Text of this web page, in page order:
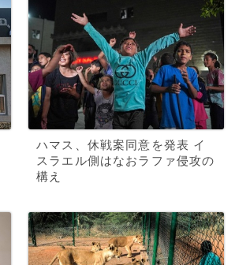
ハマス、休戦案同意を発表 イ
スラエル側はなおラファ侵攻の
構え